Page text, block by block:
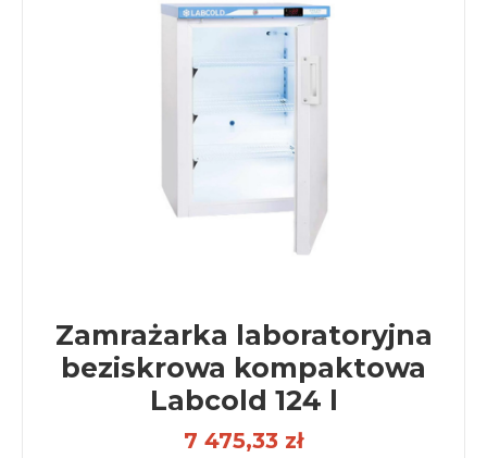
Zamrażarka laboratoryjna
beziskrowa kompaktowa
Labcold 124 l
7 475,33 zł